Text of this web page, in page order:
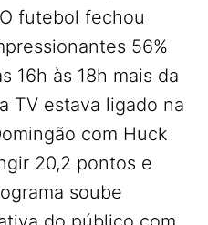
futebol fechou
56%
16h às 18h mais da
TV estava ligado na
com Huck
20,2 pontos e
soube